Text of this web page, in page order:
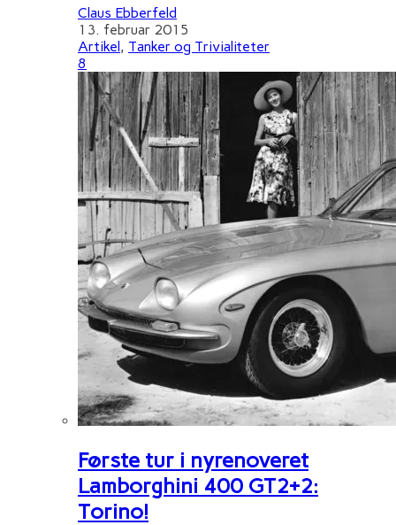
Claus Ebberfeld
13. februar 2015
Artikel, Tanker og Trivialiteter
8
Første tur i nyrenoveret
Lamborghini 400 GT2+2:
Torino!